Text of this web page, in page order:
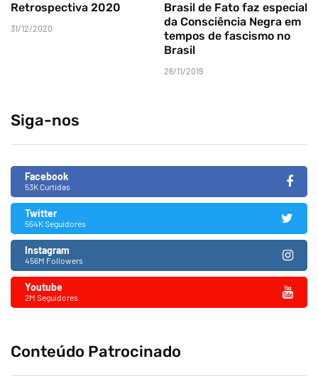
Retrospectiva 2020
31/12/2020
Brasil de Fato faz especial
da Consciência Negra em
tempos de fascismo no
Brasil
26/11/2019
Siga-nos
Facebook
53K Curtidas
Twitter
554K Seguidores
Instagram
456M Followers
Youtube
2M Seguidores
Conteúdo Patrocinado